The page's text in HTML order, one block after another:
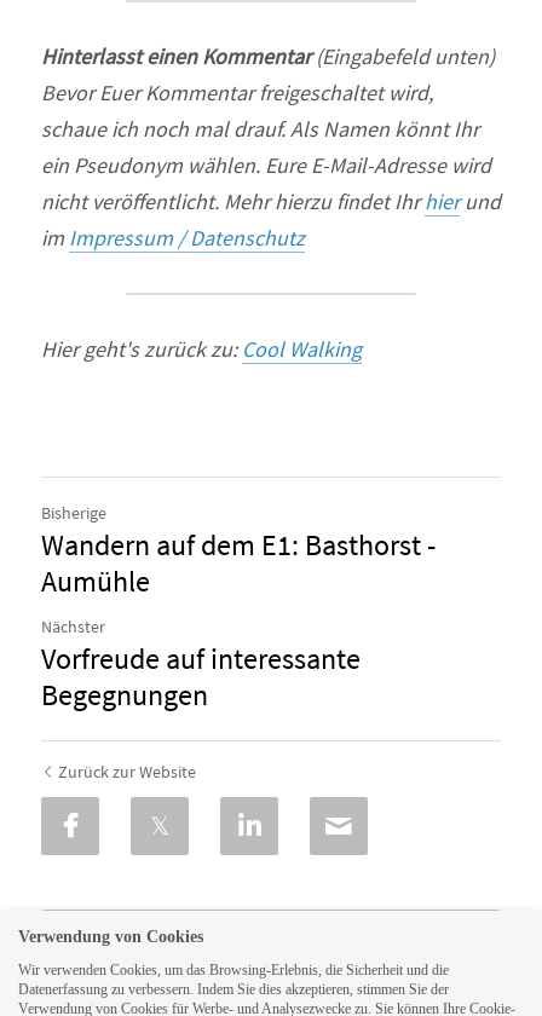
Hinterlasst einen Kommentar (Eingabefeld unten)
Bevor Euer Kommentar freigeschaltet wird,
schaue ich noch mal drauf. Als Namen könnt Ihr
ein Pseudonym wählen. Eure E-Mail-Adresse wird
nicht veröffentlicht. Mehr hierzu findet Ihr hier und
im Impressum / Datenschutz
Hier geht's zurück zu: Cool Walking
Bisherige
Wandern auf dem E1: Basthorst -
Aumühle
Nächster
Vorfreude auf interessante
Begegnungen
Zurück zur Website
Verwendung von Cookies
Wir verwenden Cookies, um das Browsing-Erlebnis, die Sicherheit und die
Datenerfassung zu verbessern. Indem Sie dies akzeptieren, stimmen Sie der
Verwendung von Cookies für Werbe- und Analysezwecke zu. Sie können Ihre Cookie-